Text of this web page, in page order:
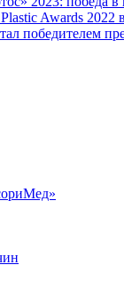
Awards
победителем